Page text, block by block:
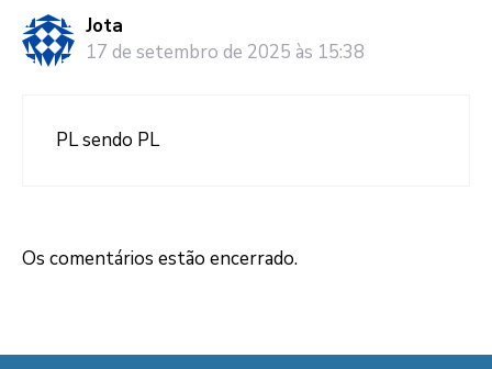
Jota
17 de setembro de 2025 às 15:38
PL sendo PL
Os comentários estão encerrado.